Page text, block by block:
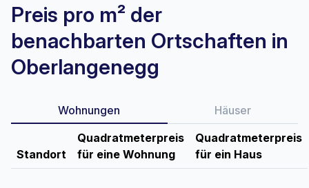
Preis pro m² der
benachbarten Ortschaften in
Oberlangenegg
Wohnungen Häuser
Standort
Quadratmeterpreis
für eine Wohnung
Quadratmeterpreis
für ein Haus